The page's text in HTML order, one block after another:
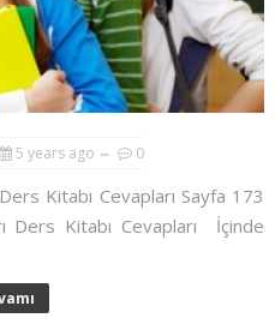
5 years ago 0
Kitabı Cevapları Sayfa 173
Ders Kitabı Cevapları İçinde